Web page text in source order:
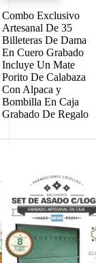
Combo Exclusivo
Artesanal De 35
Billeteras De Dama
En Cuero Grabado
Incluye Un Mate
Porito De Calabaza
Con Alpaca y
Bombilla En Caja
Grabado De Regalo